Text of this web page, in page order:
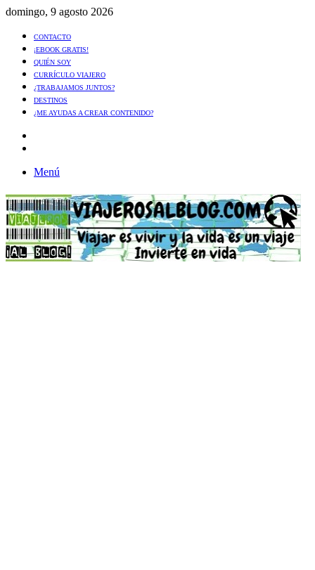
domingo, 9 agosto 2026
CONTACTO
¡EBOOK GRATIS!
QUIÉN SOY
CURRÍCULO VIAJERO
¿TRABAJAMOS JUNTOS?
DESTINOS
¿ME AYUDAS A CREAR CONTENIDO?
Menú